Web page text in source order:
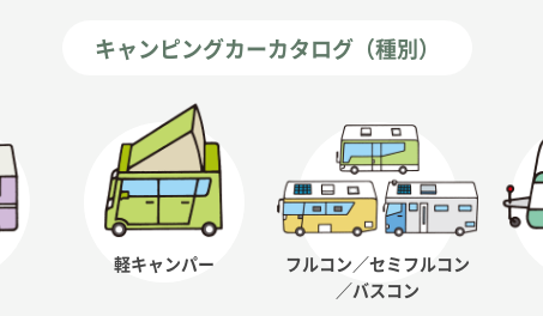
キャンピングカーカタログ（種別）
軽キャンパー
フルコン／セミフルコン
／バスコン